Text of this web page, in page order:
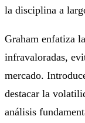
la disciplina a
Graham enfatiza
infravaloradas,
mercado.
destacar la
análisis